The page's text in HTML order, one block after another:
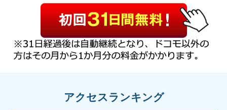
アクセスランキング